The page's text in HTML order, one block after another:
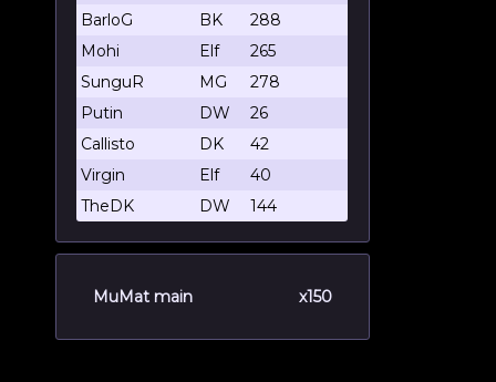
BarloG
BK
288
Mohi
Elf
265
SunguR
MG
278
Putin
DW
26
Callisto
DK
42
Virgin
Elf
40
TheDK
DW 144
MuMat main x150